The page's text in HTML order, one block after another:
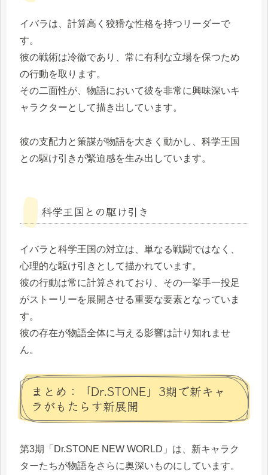
イバラは、計算高く狡猾な性格を持つリーダーで
す。
彼の戦術は冷徹であり、常に有利な立場を保つため
の行動を取ります。
その二面性が、物語において彼を非常に興味深いキ
ャラクターとして描き出しています。
彼の支配力と策謀が物語を大きく動かし、科学王国
との駆け引きが緊迫感を生み出しています。
科学王国との駆け引き
イバラと科学王国の対立は、単なる戦闘ではなく、
心理的な駆け引きとして描かれています。
彼の行動は常に計算されており、その一挙手一投足
がストーリーを展開させる重要な要素となっていま
す。
彼の存在が物語全体に与える影響は計り知れませ
ん。
まとめ：「Dr.STONE」3期で新キャ
ラがもたらす新展開
第3期「Dr.STONE NEW WORLD」は、新キャラク
ターたちが物語をさらに奥深いものにしています。